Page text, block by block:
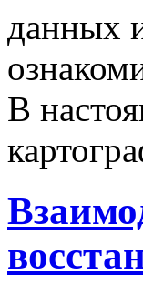
данных
В